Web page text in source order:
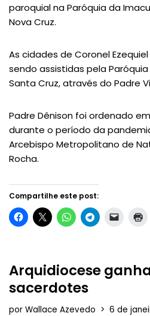
paroquial na Paróquia da
Nova Cruz.
As cidades de Coronel
sendo assistidas pela
Santa Cruz, através do Padre
Padre Dênison foi ordenado
durante o período da
Arcebispo Metropolitano de
Rocha.
Compartilhe este post:
Arquidiocese
sacerdotes
por Wallace Azevedo
6 de